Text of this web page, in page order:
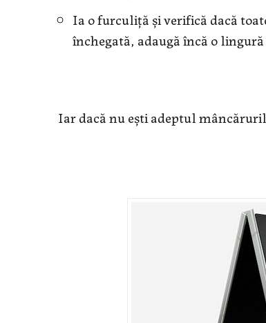
Ia o furculiță și verifică dacă
închegată, adaugă încă o lingură
Iar dacă nu ești adeptul